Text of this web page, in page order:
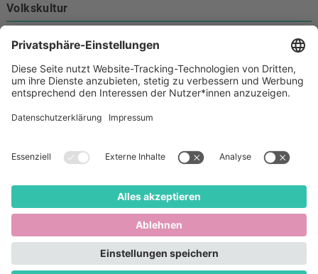
Volkskultur
80331 München
Kontakt
089 233-21172
volkskultur@muenchen.de
Volkskultur auf Facebook
Volkskultur Instagram
Volkskultur auf Youtube
Cookie-Einstellungen
Datenschutz